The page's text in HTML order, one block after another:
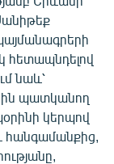
հետապնդելով
նաև՝
պատկանող
կերպով
հանգամանքից,